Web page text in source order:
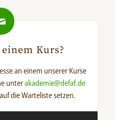
Kurs?
an einem unserer Kurse
unterakademie@defaf.de
die Warteliste setzen.